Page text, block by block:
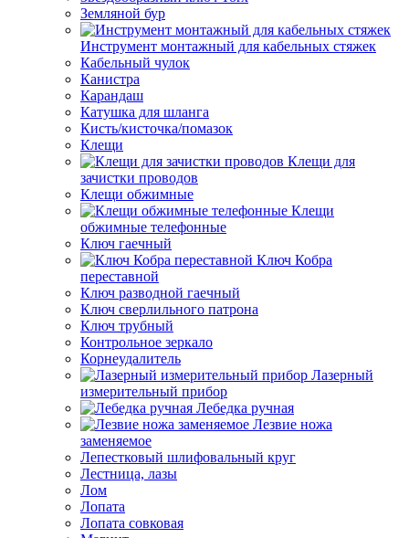
Земляной бур
Инструмент монтажный для кабельных стяжек
Кабельный чулок
Канистра
Карандаш
Катушка для шланга
Кисть/кисточка/помазок
Клещи
Клещи для
зачистки проводов
Клещи обжимные
Клещи
обжимные телефонные
Ключ гаечный
Ключ Кобра
переставной
Ключ разводной гаечный
Ключ сверлильного патрона
Ключ трубный
Контрольное зеркало
Корнеудалитель
Лазерный
измерительный прибор
Лебедка ручная
Лезвие ножа
заменяемое
Лепестковый шлифовальный круг
Лестница, лазы
Лом
Лопата
Лопата совковая